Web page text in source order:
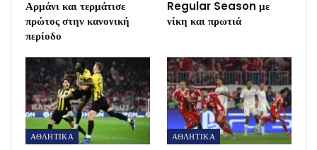
Αρμάνι και τερμάτισε
πρώτος στην κανονική
περίοδο
Regular Season με
νίκη και πρωτιά
ΑΘΛΗΤΙΚΑ ΑΘΛΗΤΙΚΑ